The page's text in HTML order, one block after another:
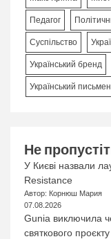
Педагог
Суспільство
Український бренд
Український
Не
У Києві назвали
Resistance
Автор: Корнюш Мария
07.08.2026
Gunia виключила
святкового